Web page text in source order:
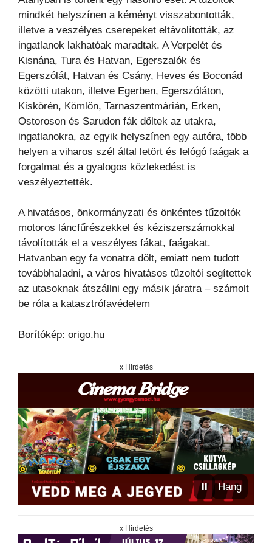
mindkét helyszínen a kéményt visszabontották,
illetve a veszélyes cserepeket eltávolították, az
ingatlanok lakhatóak maradtak. A Verpelét és
Kisnána, Tura és Hatvan, Egerszalók és
Egerszólát, Hatvan és Csány, Heves és Boconád
közötti utakon, illetve Egerben, Egerszóláton,
Kiskörén, Kömlőn, Tarnaszentmárián, Erken,
Ostoroson és Sarudon fák dőltek az utakra,
ingatlanokra, az egyik helyszínen egy autóra, több
helyen a viharos szél által letört és lelógó faágak a
forgalmat és a gyalogos közlekedést is
veszélyeztették.
A hivatásos, önkormányzati és önkéntes tűzoltók
motoros láncfűrészekkel és kéziszerszámokkal
távolították el a veszélyes fákat, faágakat.
Hatvanban egy fa vonatra dőlt, emiatt nem tudott
továbbhaladni, a város hivatásos tűzoltói segítettek
az utasoknak átszállni egy másik járatra – számolt
be róla a katasztrófavédelem
Borítókép: origo.hu
x Hirdetés
⏸ Hang
x Hirdetés